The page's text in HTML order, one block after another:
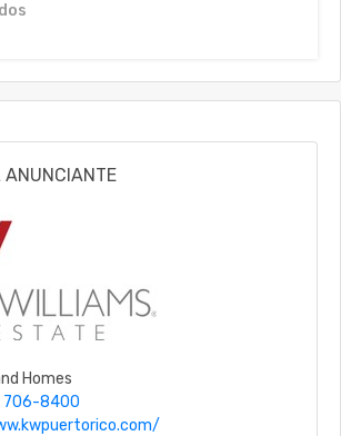
ANUNCIANTE
Homes
706-8400